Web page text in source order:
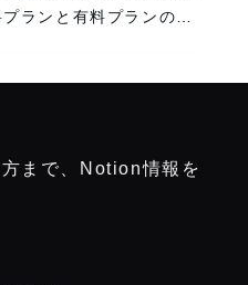
ランと有料プランの違
まで、Notion情報を